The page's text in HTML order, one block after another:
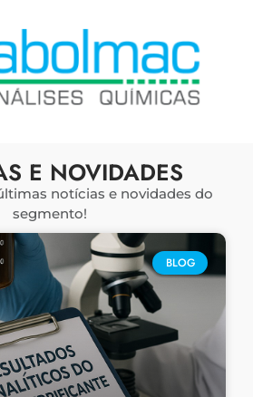
E NOVIDADES
notícias e novidades do
segmento!
BLOG